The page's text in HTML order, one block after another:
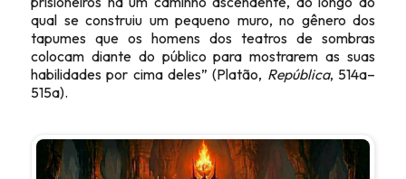
qual se construiu um pequeno muro, no gênero dos
tapumes que os homens dos teatros de sombras
colocam diante do público para mostrarem as suas
habilidades por cima deles” (Platão, República, 514a–
515a).